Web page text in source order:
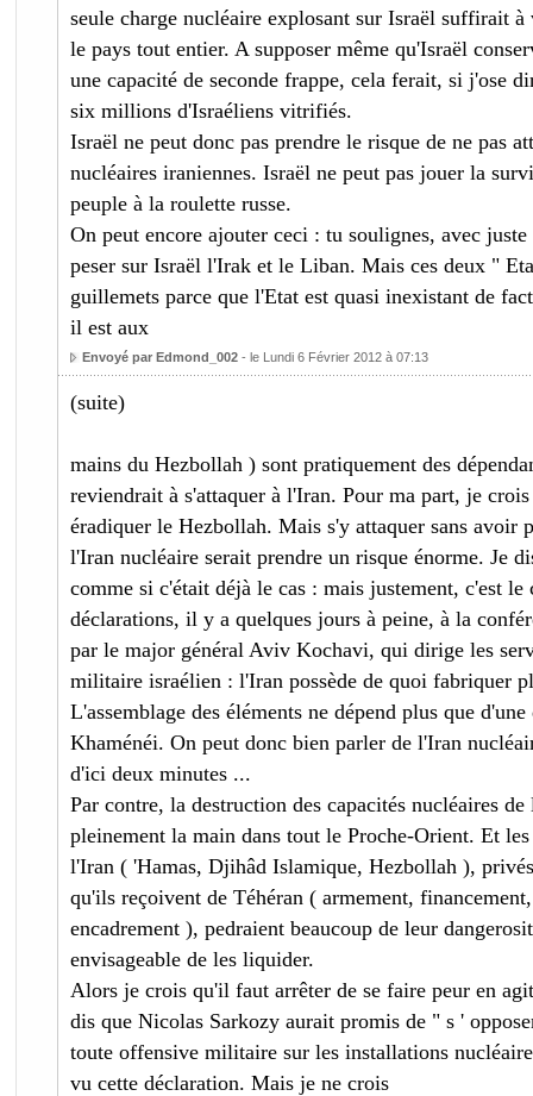
seule charge nucléaire explosant sur Israël suffirait
le pays tout entier. A supposer même qu'Israël
une capacité de seconde frappe, cela ferait, si j'ose
six millions d'Israéliens vitrifiés.
Israël ne peut donc pas prendre le risque de ne pas
nucléaires iraniennes. Israël ne peut pas jouer la
peuple à la roulette russe.
On peut encore ajouter ceci : tu soulignes, avec
peser sur Israël l'Irak et le Liban. Mais ces deux "
guillemets parce que l'Etat est quasi inexistant de
il est aux
Envoyé par Edmond_002- le Lundi 6 Février 2012 à 07:13
(suite)
mains du Hezbollah ) sont pratiquement des
reviendrait à s'attaquer à l'Iran. Pour ma part, je
éradiquer le Hezbollah. Mais s'y attaquer sans avoir
l'Iran nucléaire serait prendre un risque énorme. Je
comme si c'était déjà le cas : mais justement, c'est le
déclarations, il y a quelques jours à peine, à la
par le major général Aviv Kochavi, qui dirige les
militaire israélien : l'Iran possède de quoi fabriquer
L'assemblage des éléments ne dépend plus que
Khaménéi. On peut donc bien parler de l'Iran
d'ici deux minutes ...
Par contre, la destruction des capacités nucléaires
pleinement la main dans tout le Proche-Orient. Et
l'Iran ( 'Hamas, Djihâd Islamique, Hezbollah ),
qu'ils reçoivent de Téhéran ( armement,
encadrement ), pedraient beaucoup de leur
envisageable de les liquider.
Alors je crois qu'il faut arrêter de se faire peur en
dis que Nicolas Sarkozy aurait promis de " s '
toute offensive militaire sur les installations
vu cette déclaration. Mais je ne crois